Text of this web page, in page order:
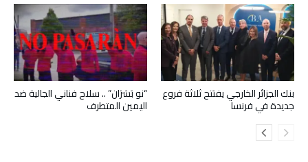
“نو بَسَرَان” .. سلاح فناني الجالية ضد
اليمين المتطرف
بنك الجزائر الخارجي يفتتح ثلاثة فروع
جديدة في فرنسا